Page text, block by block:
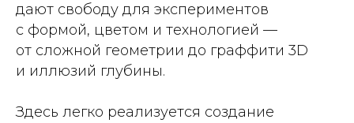
дают свободу для экспериментов
с формой, цветом и технологией —
от сложной геометрии до граффити 3D
и иллюзий глубины.
Здесь легко реализуется создание